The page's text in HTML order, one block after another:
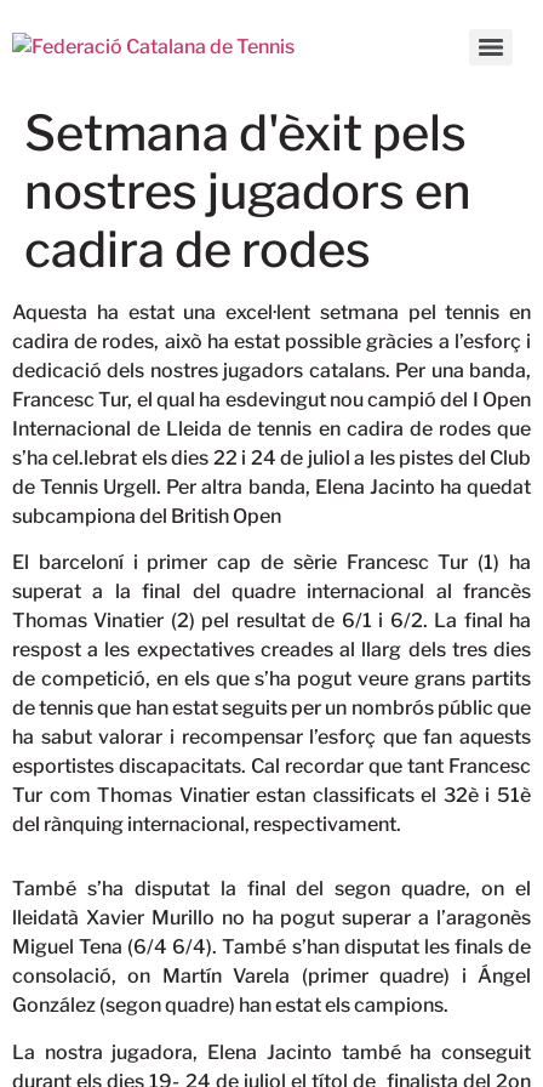
Setmana d'èxit pels
nostres jugadors en
cadira de rodes
Aquesta ha estat una excel·lent setmana pel tennis en
cadira de rodes, això ha estat possible gràcies a l’esforç i
dedicació dels nostres jugadors catalans. Per una banda,
Francesc Tur, el qual ha esdevingut nou campió del I Open
Internacional de Lleida de tennis en cadira de rodes que
s’ha cel.lebrat els dies 22 i 24 de juliol a les pistes del Club
de Tennis Urgell. Per altra banda, Elena Jacinto ha quedat
subcampiona del British Open
El barceloní i primer cap de sèrie Francesc Tur (1) ha
superat a la final del quadre internacional al francès
Thomas Vinatier (2) pel resultat de 6/1 i 6/2. La final ha
respost a les expectatives creades al llarg dels tres dies
de competició, en els que s’ha pogut veure grans partits
de tennis que han estat seguits per un nombrós públic que
ha sabut valorar i recompensar l’esforç que fan aquests
esportistes discapacitats. Cal recordar que tant Francesc
Tur com Thomas Vinatier estan classificats el 32è i 51è
del rànquing internacional, respectivament.
També s’ha disputat la final del segon quadre, on el
lleidatà Xavier Murillo no ha pogut superar a l’aragonès
Miguel Tena (6/4 6/4). També s’han disputat les finals de
consolació, on Martín Varela (primer quadre) i Ángel
González (segon quadre) han estat els campions.
La nostra jugadora, Elena Jacinto també ha conseguit
durant els dies 19- 24 de juliol el títol de finalista del 2on